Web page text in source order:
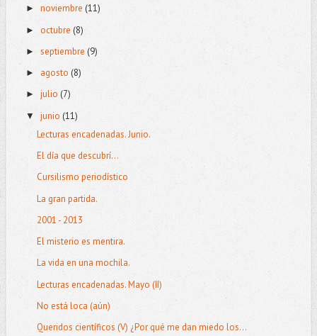
► noviembre (11)
► octubre (8)
► septiembre (9)
► agosto (8)
► julio (7)
▼ junio (11)
Lecturas encadenadas. Junio.
El día que descubrí...
Cursilismo periodístico
La gran partida.
2001 - 2013
El misterio es mentira.
La vida en una mochila.
Lecturas encadenadas. Mayo (II)
No está loca (aún)
Queridos científicos (V) ¿Por qué me dan miedo los...